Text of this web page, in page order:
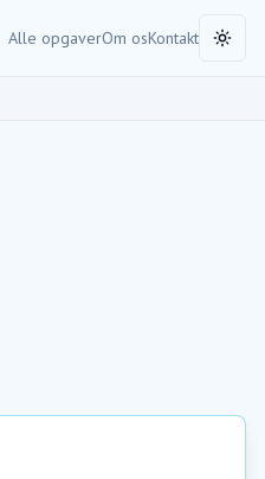
Alle opgaverOm osKontakt